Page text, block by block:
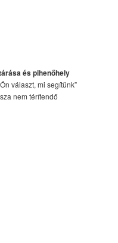
és pihenőhely
választ, mi segítünk”
nem térítendő